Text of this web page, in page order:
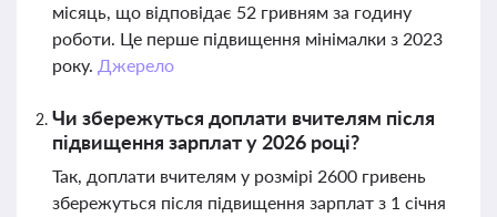
місяць, що відповідає 52 гривням за годину
роботи. Це перше підвищення мінімалки з 2023
року. Джерело
Чи збережуться доплати вчителям після
підвищення зарплат у 2026 році?
Так, доплати вчителям у розмірі 2600 гривень
збережуться після підвищення зарплат з 1 січня